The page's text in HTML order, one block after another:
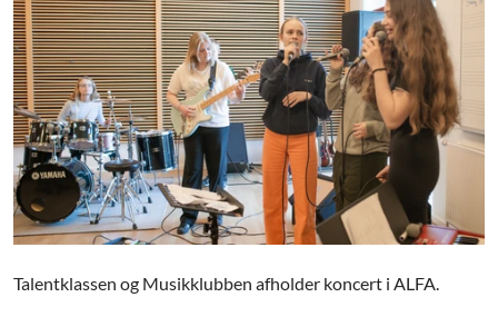
Talentklassen og Musikklubben afholder koncert i ALFA.